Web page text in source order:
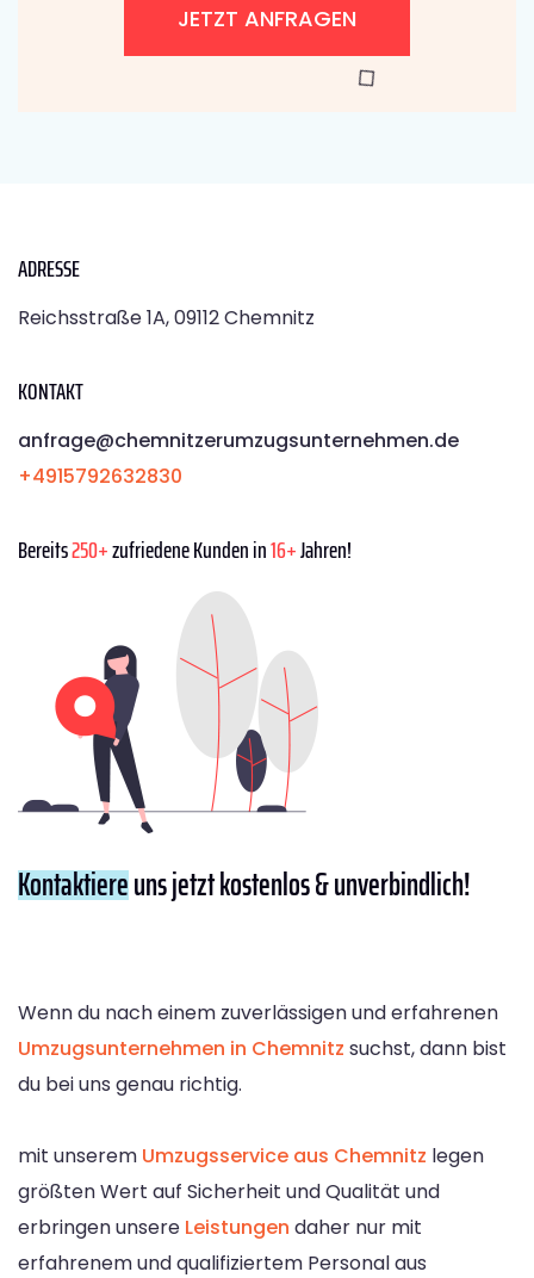
JETZT ANFRAGEN
ADRESSE
Reichsstraße 1A, 09112 Chemnitz
KONTAKT
anfrage@chemnitzerumzugsunternehmen.de
+4915792632830
Bereits250+zufriedene Kunden in16+Jahren!
Kontaktiereuns jetzt kostenlos & unverbindlich!
Wenn du nach einem zuverlässigen und erfahrenen
Umzugsunternehmen in Chemnitz suchst, dann bist
du bei uns genau richtig.
mit unserem Umzugsservice aus Chemnitz legen
größten Wert auf Sicherheit und Qualität und
erbringen unsere Leistungen daher nur mit
erfahrenem und qualifiziertem Personal aus